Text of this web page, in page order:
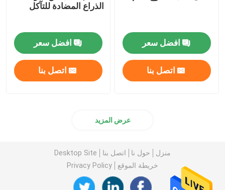
افضل سعر
اتصل بنا
الذراع المضادة للتآكل
افضل سعر
اتصل بنا
عرض المزيد
منزل حول نا اتصل بنا
Desktop Site
خريطة الموقع
Privacy Policy